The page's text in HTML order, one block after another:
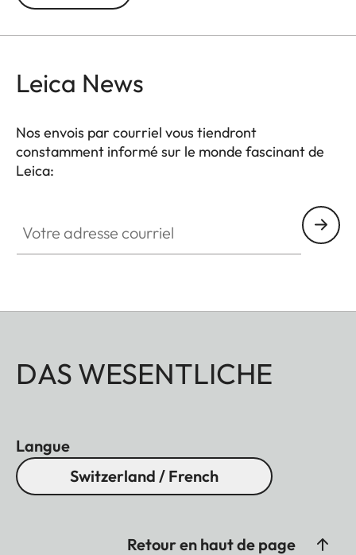
tournée pour permettre le changement facile de la
Leica News
Nos envois par courriel vous tiendront
constamment informé sur le monde fascinant de
Leica:
DAS WESENTLICHE
Langue
Switzerland / French
Retour en haut de page